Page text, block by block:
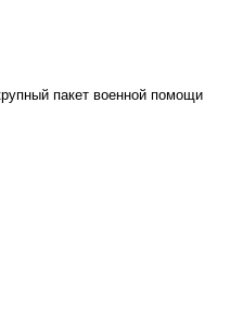
Нацполіція лякає громадян
разі мобілізації поліціянтів на